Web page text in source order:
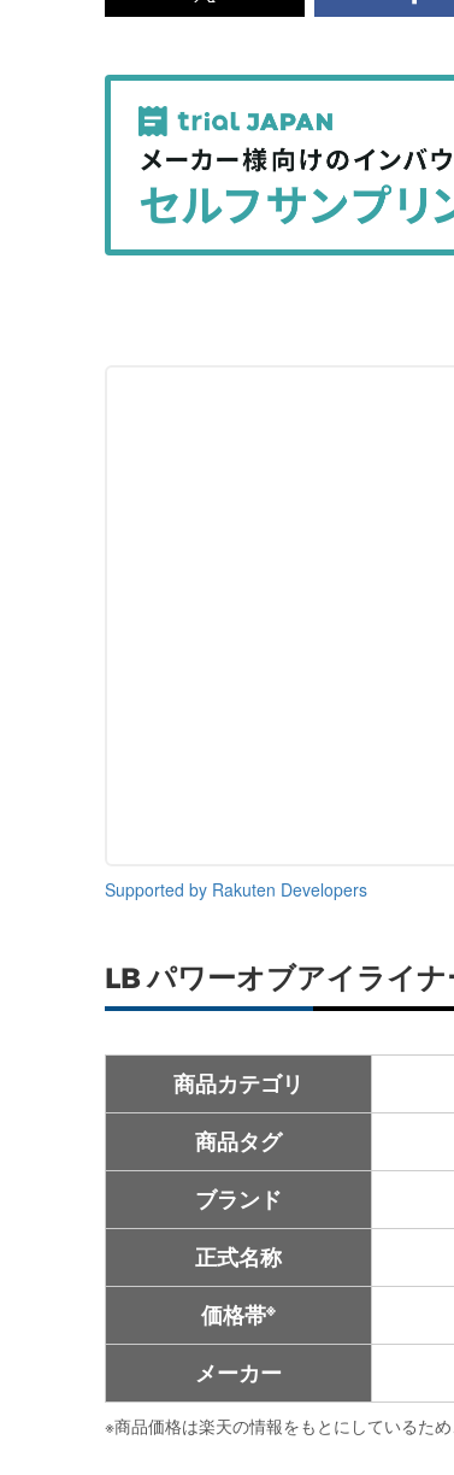
x<br>
記
事
を
シ
ェ
記
を
シ
ェ
Supported by Rakuten Developers
LB パワーオブアイライ
商品カテゴリ
商品タグ
ブランド
正式名称
価格帯※
メーカー
※商品価格は楽天の情報をもとにしているた